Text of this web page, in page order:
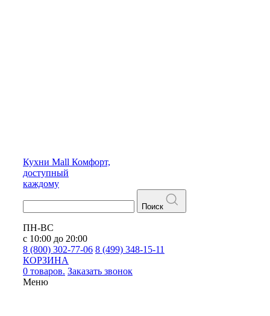
Кухни Mall Комфорт,
доступный
каждому
Поиск
ПН-ВС
с 10:00 до 20:00
8 (800) 302-77-06 8 (499) 348-15-11
КОРЗИНА
0 товаров. Заказать звонок
Меню